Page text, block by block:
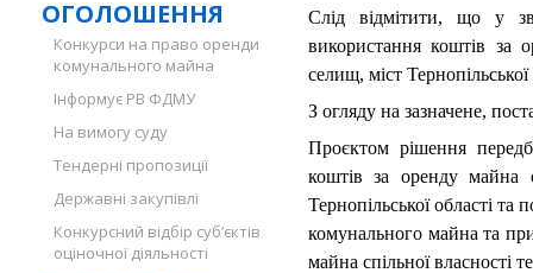
ОГОЛОШЕННЯ
Конкурси на право оренди
комунального майна
Інформує РВ ФДМУ
На вимогу суду
Тендерні пропозиції
Державні закупівлі
Конкурсний відбір суб’єктів
оціночної діяльності
Слід відмітити, що у
використання коштів за
селищ, міст
З огляду на зазначене,
Проєктом рішення
коштів за оренду майна
Тернопільської області
комунального майна та
майна спільної власності